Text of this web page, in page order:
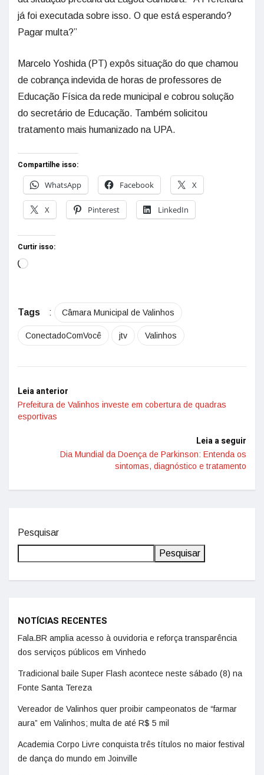
já foi executada sobre isso. O que está esperando?
Pagar multa?”
Marcelo Yoshida (PT) expôs situação do que chamou
de cobrança indevida de horas de professores de
Educação Física da rede municipal e cobrou solução
do secretário de Educação. Também solicitou
tratamento mais humanizado na UPA.
Compartilhe isso:
WhatsApp
Facebook X
X Pinterest LinkedIn
Curtir isso:
Tags : Câmara Municipal de Valinhos
ConectadoComVocê jtv Valinhos
Leia anterior
Prefeitura de Valinhos investe em cobertura de quadras
esportivas
Leia a seguir
Dia Mundial da Doença de Parkinson: Entenda os
sintomas, diagnóstico e tratamento
Pesquisar
Pesquisar
NOTÍCIAS RECENTES
Fala.BR amplia acesso à ouvidoria e reforça transparência
dos serviços públicos em Vinhedo
Tradicional baile Super Flash acontece neste sábado (8) na
Fonte Santa Tereza
Vereador de Valinhos quer proibir campeonatos de “farmar
aura” em Valinhos; multa de até R$ 5 mil
Academia Corpo Livre conquista três títulos no maior festival
de dança do mundo em Joinville